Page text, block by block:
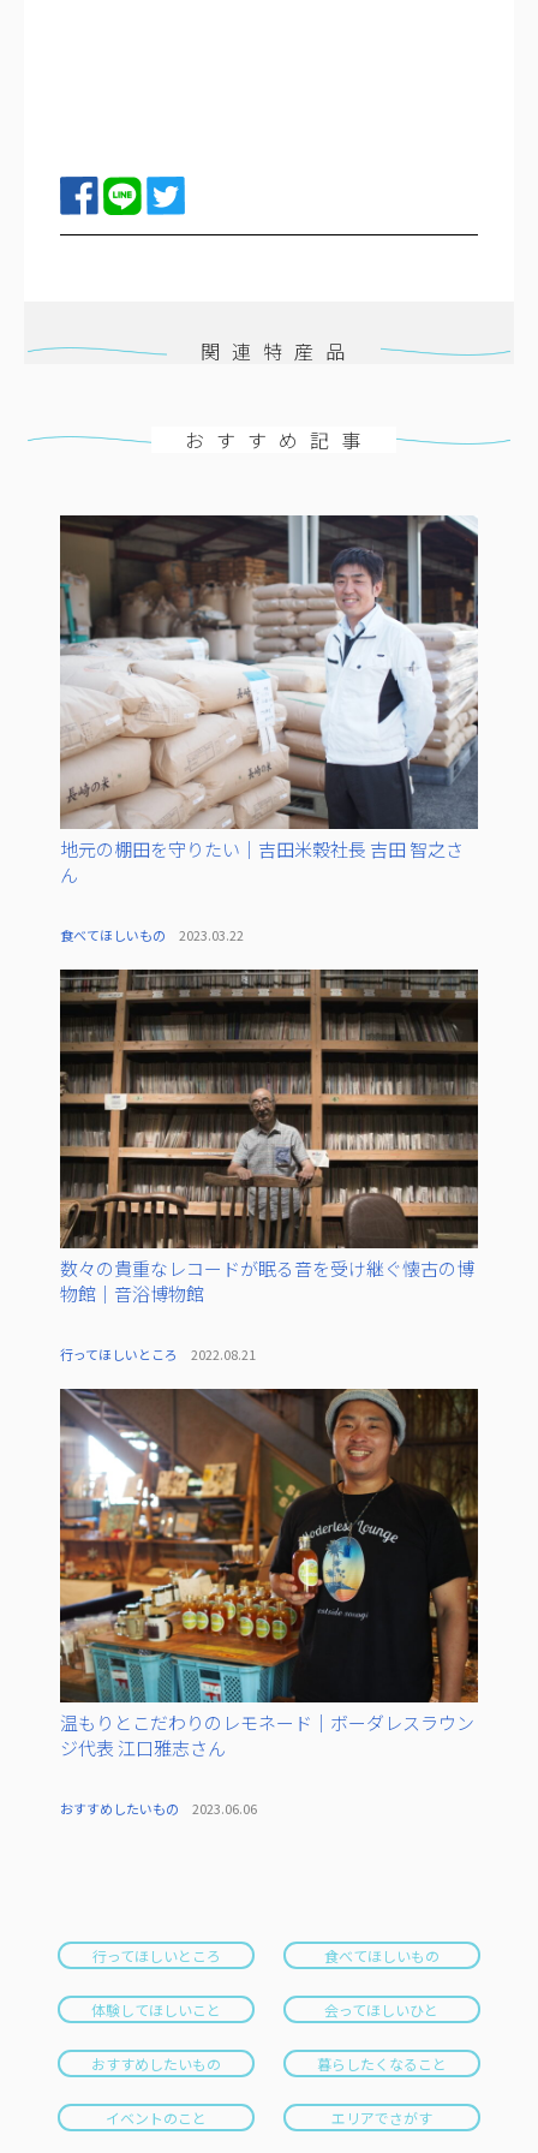
関連特産品
おすすめ記事
地元の棚田を守りたい｜吉田米穀社長 吉田 智之さ
ん
食べてほしいもの 2023.03.22
数々の貴重なレコードが眠る音を受け継ぐ懐古の博
物館｜音浴博物館
行ってほしいところ 2022.08.21
温もりとこだわりのレモネード｜ボーダレスラウン
ジ代表 江口雅志さん
おすすめしたいもの 2023.06.06
行ってほしいところ 食べてほしいもの
体験してほしいこと 会ってほしいひと
おすすめしたいもの 暮らしたくなること
イベントのこと エリアでさがす